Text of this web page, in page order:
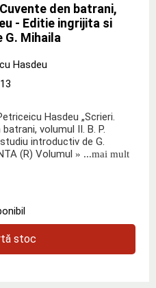
den batrani,
- Editie ingrijita si
Mihaila
Hasdeu
Hasdeu „Scrieri.
volumul II. B. P.
introductiv de G.
(R) Volumul » ...mai mult
stoc